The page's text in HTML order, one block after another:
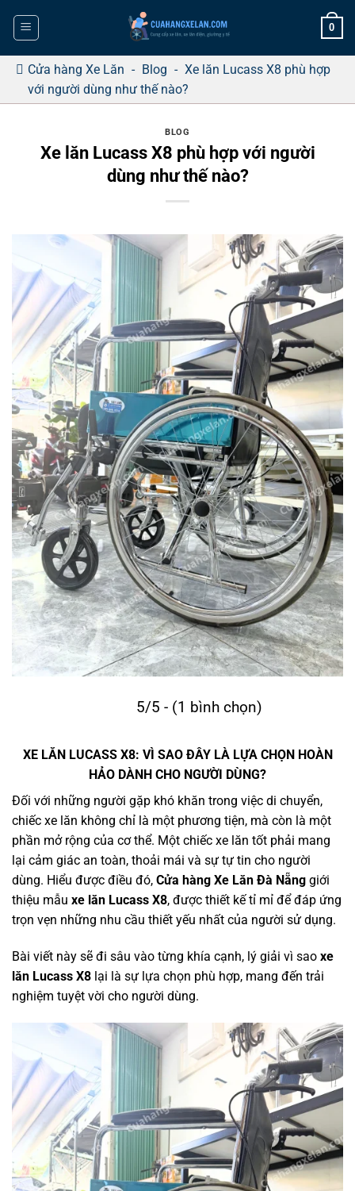
dung
0
Cửa hàng Xe Lăn - Blog - Xe lăn Lucass X8 phù hợp
với người dùng như thế nào?
BLOG
Xe lăn Lucass X8 phù hợp với người
dùng như thế nào?
5/5 - (1 bình chọn)
XE LĂN LUCASS X8: VÌ SAO ĐÂY LÀ LỰA CHỌN HOÀN
HẢO DÀNH CHO NGƯỜI DÙNG?
Đối với những người gặp khó khăn trong việc di chuyển,
chiếc xe lăn không chỉ là một phương tiện, mà còn là một
phần mở rộng của cơ thể. Một chiếc xe lăn tốt phải mang
lại cảm giác an toàn, thoải mái và sự tự tin cho người
dùng. Hiểu được điều đó, Cửa hàng Xe Lăn Đà Nẵng giới
thiệu mẫu xe lăn Lucass X8, được thiết kế tỉ mỉ để đáp ứng
trọn vẹn những nhu cầu thiết yếu nhất của người sử dụng.
Bài viết này sẽ đi sâu vào từng khía cạnh, lý giải vì sao xe
lăn Lucass X8 lại là sự lựa chọn phù hợp, mang đến trải
nghiệm tuyệt vời cho người dùng.